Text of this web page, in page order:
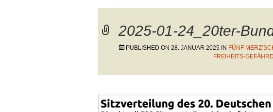
2025-01-24_20ter-
PUBLISHED ON 28. JANUAR 2025 IN FÜNF
FREIHEITS-